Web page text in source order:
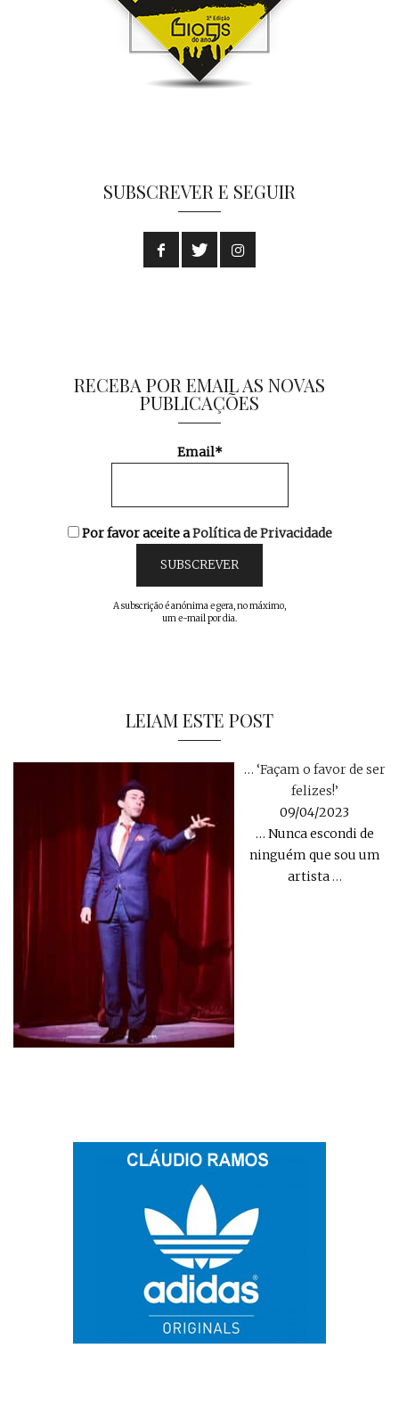
SUBSCREVER E SEGUIR
RECEBA POR EMAIL AS NOVAS
PUBLICAÇÕES
Email*
Por favor aceite aPolítica de Privacidade
A subscrição é anónima e gera, no máximo,
um e-mail por dia.
LEIAM ESTE POST
… ‘Façam o favor de ser
felizes!’
09/04/2023
… Nunca escondi de
ninguém que sou um
artista…